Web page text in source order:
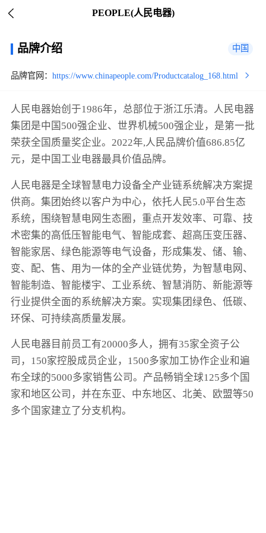
PEOPLE(人民电器)
品牌介绍 中国
品牌官网： https://www.chinapeople.com/Productcatalog_168.html
人民电器始创于1986年，总部位于浙江乐清。人民电器
集团是中国500强企业、世界机械500强企业，是第一批
荣获全国质量奖企业。2022年,人民品牌价值686.85亿
元，是中国工业电器最具价值品牌。
人民电器是全球智慧电力设备全产业链系统解决方案提
供商。集团始终以客户为中心，依托人民5.0平台生态
系统，围绕智慧电网生态圈，重点开发效率、可靠、技
术密集的高低压智能电气、智能成套、超高压变压器、
智能家居、绿色能源等电气设备，形成集发、储、输、
变、配、售、用为一体的全产业链优势，为智慧电网、
智能制造、智能楼宇、工业系统、智慧消防、新能源等
行业提供全面的系统解决方案。实现集团绿色、低碳、
环保、可持续高质量发展。
人民电器目前员工有20000多人，拥有35家全资子公
司，150家控股成员企业，1500多家加工协作企业和遍
布全球的5000多家销售公司。产品畅销全球125多个国
家和地区公司，并在东亚、中东地区、北美、欧盟等50
多个国家建立了分支机构。